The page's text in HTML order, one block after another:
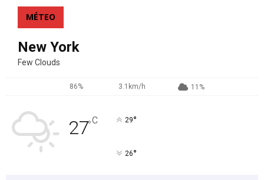
MÉTEO
New York
Few Clouds
86% 3.1km/h 11%
27°C 29°
26°